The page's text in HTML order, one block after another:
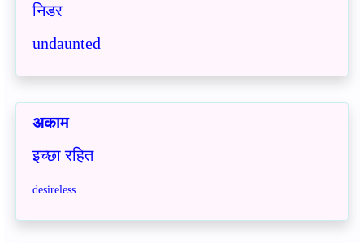
निडर
undaunted
अकाम
इच्छा रहित
desireless